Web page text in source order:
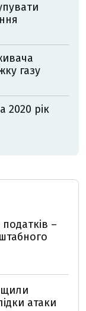
газу
2020 рік
–
атаки